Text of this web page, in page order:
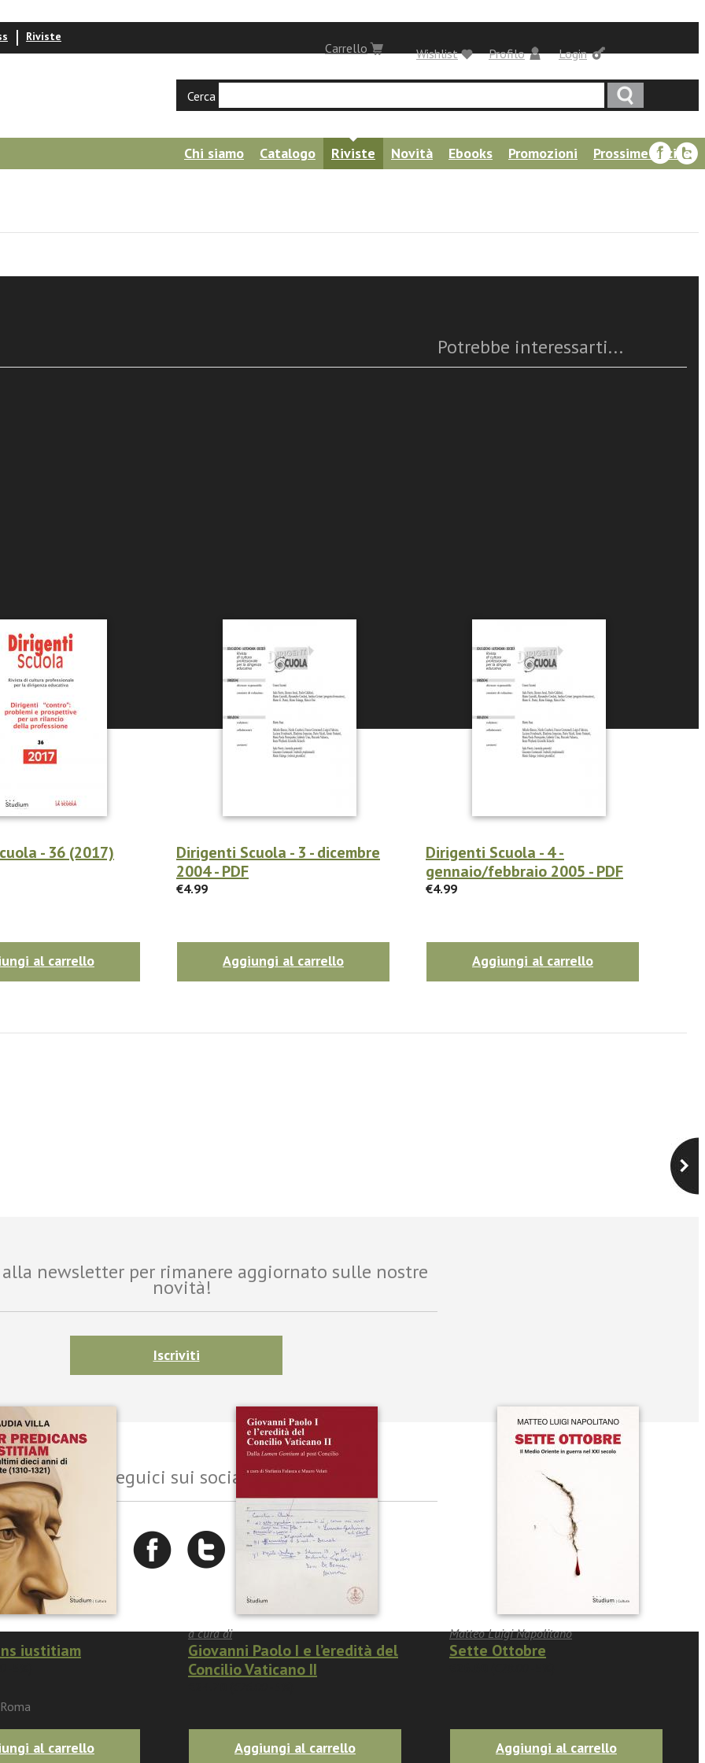
Login
Carrello
Riviste
Profilo
Wishlist
Cerca
Chi siamo Catalogo Riviste Novità Ebooks Promozioni
Prossime uscite
Potrebbe interessarti...
- 36 (2017)
al carrello
Dirigenti Scuola - 3 - dicembre
2004 - PDF
€4.99
Aggiungi al carrello
Dirigenti Scuola - 4 -
gennaio/febbraio 2005 - PDF
€4.99
Aggiungi al carrello
iustitiam
al carrello
a cura di
Giovanni Paolo I e l’eredità del
Concilio Vaticano II
Aggiungi al carrello
Matteo Luigi Napolitano
Sette Ottobre
Aggiungi al carrello
newsletter per rimanere aggiornato sulle nostre
novità!
Iscriviti
Seguici sui social